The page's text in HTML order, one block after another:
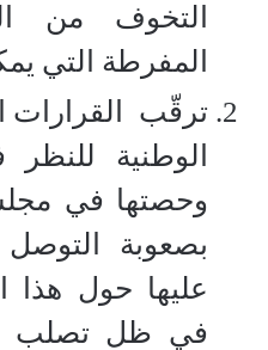
التخوف من
المفرطة التي
ترقّب
الوطنية
وحصتها في
بصعوبة
عليها حول هذا
في ظل تصلب